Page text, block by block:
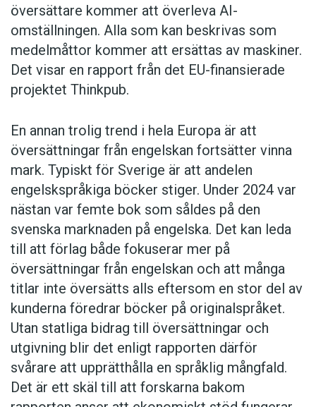
översättare ­kommer att överleva AI-
omställningen. Alla som kan beskrivas som
medelmåttor kommer att ersättas av maskiner.
Det visar en rapport från det EU-finansierade
projektet Thinkpub.
En annan trolig trend i hela Europa är att
översättningar från engelskan fortsätter vinna
mark. Typiskt för Sverige är att andelen
engelskspråkiga böcker stiger. Under 2024 var
nästan var femte bok som såldes på den
svenska marknaden på engelska. Det kan leda
till att förlag både fokuserar mer på
översättningar från engelskan och att många
titlar inte översätts alls eftersom en stor del av
kunderna föredrar böcker på originalspråket.
Utan statliga bidrag till översättningar och
utgivning blir det enligt rapporten därför
svårare att upprätthålla en språklig mångfald.
Det är ett skäl till att forskarna bakom